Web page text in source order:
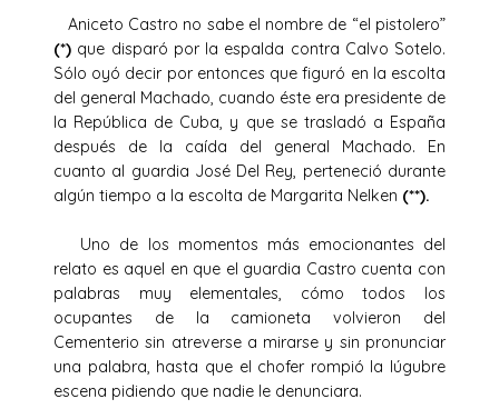
Aniceto Castro no sabe el nombre de “el pistolero”
(*) que disparó por la espalda contra Calvo Sotelo.
Sólo oyó decir por entonces que figuró en la escolta
del general Machado, cuando éste era presidente de
la República de Cuba, y que se trasladó a España
después de la caída del general Machado. En
cuanto al guardia José Del Rey, perteneció durante
algún tiempo a la escolta de Margarita Nelken (**).
Uno de los momentos más emocionantes del
relato es aquel en que el guardia Castro cuenta con
palabras muy elementales, cómo todos los
ocupantes de la camioneta volvieron del
Cementerio sin atreverse a mirarse y sin pronunciar
una palabra, hasta que el chofer rompió la lúgubre
escena pidiendo que nadie le denunciara.